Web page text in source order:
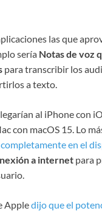
las que
sería Notas de voz
para transcribir los
a texto.
al iPhone con
con macOS 15. Lo
en el
a internet para
Appledijo que el